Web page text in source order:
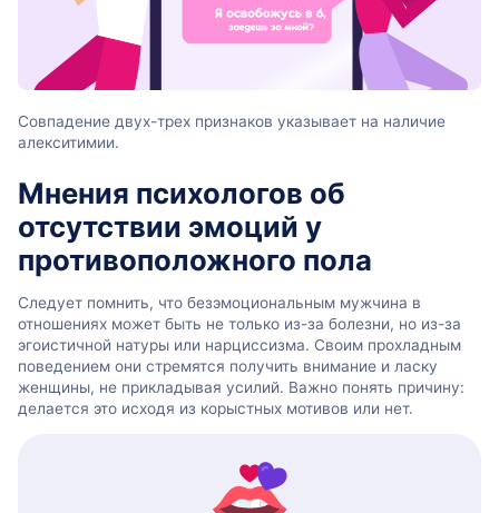
Совпадение двух-трех признаков указывает на наличие
алекситимии.
Мнения психологов об
отсутствии эмоций у
противоположного пола
Следует помнить, что безэмоциональным мужчина в
отношениях может быть не только из-за болезни, но из-за
эгоистичной натуры или нарциссизма. Своим прохладным
поведением они стремятся получить внимание и ласку
женщины, не прикладывая усилий. Важно понять причину:
делается это исходя из корыстных мотивов или нет.